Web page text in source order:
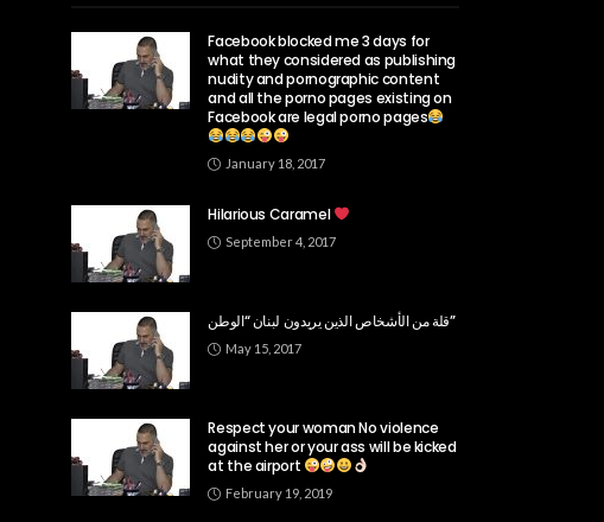
Facebook blocked me 3 days for
what they considered as publishing
nudity and pornographic content
and all the porno pages existing on
Facebook are legal porno pages
January 18, 2017
Hilarious Caramel
September 4, 2017
قلة من الأشخاص الذين يريدون لبنان “الوطن”
May 15, 2017
Respect your woman No violence
against her or your ass will be kicked
at the airport
February 19, 2019